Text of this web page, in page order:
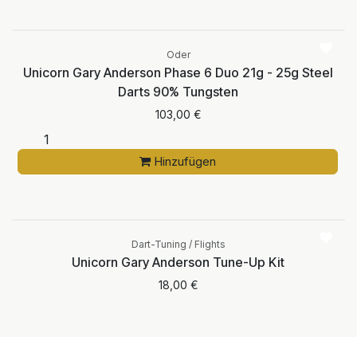
Oder
Unicorn Gary Anderson Phase 6 Duo 21g - 25g Steel
Darts 90% Tungsten
103,00 €
Hinzufügen
Dart-Tuning / Flights
Unicorn Gary Anderson Tune-Up Kit
18,00 €